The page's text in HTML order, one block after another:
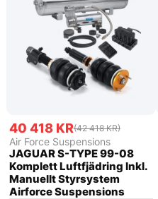
40 418 KR(42 418 KR)
Air Force Suspensions
JAGUAR S-TYPE 99-08
Komplett Luftfjädring Inkl.
Manuellt Styrsystem
Airforce Suspensions